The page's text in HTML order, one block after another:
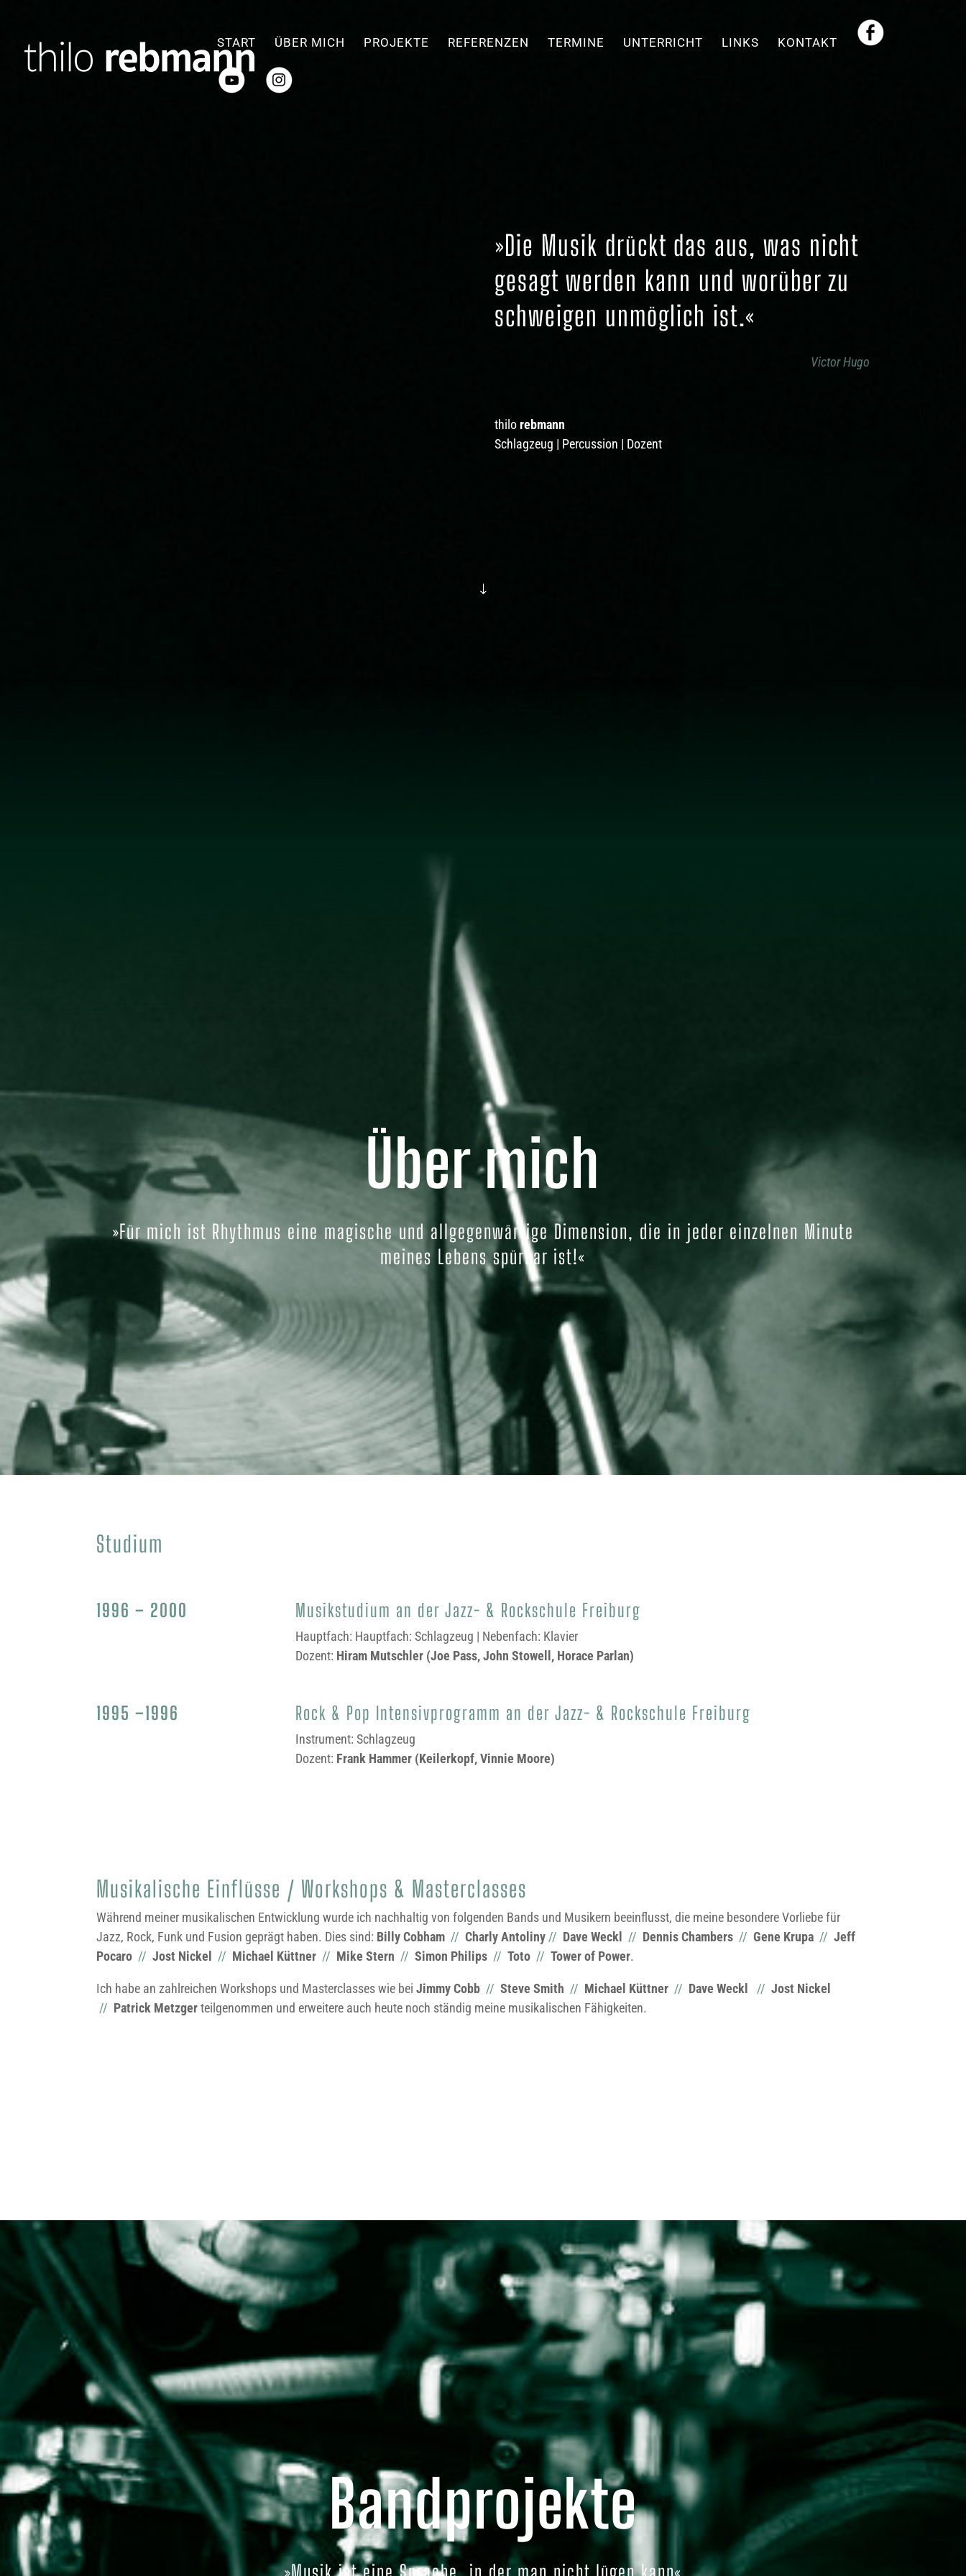
START ÜBER MICH PROJEKTE REFERENZEN TERMINE UNTERRICHT LINKS KONTAKT
»Die Musik drückt das aus, was nicht
gesagt werden kann und worüber zu
schweigen unmöglich ist.«
Victor Hugo
thilo rebmann
Schlagzeug | Percussion | Dozent
"
Über mich
»Für mich ist Rhythmus eine magische und allgegenwärtige Dimension, die in jeder einzelnen Minute
meines Lebens spürbar ist!«
Studium
1996 – 2000 Musikstudium an der Jazz- & Rockschule Freiburg
Hauptfach: Hauptfach: Schlagzeug | Nebenfach: Klavier
Dozent: Hiram Mutschler (Joe Pass, John Stowell, Horace Parlan)
1995 –1996 Rock & Pop Intensivprogramm an der Jazz- & Rockschule Freiburg
Instrument: Schlagzeug
Dozent: Frank Hammer (Keilerkopf, Vinnie Moore)
Musikalische Einflüsse / Workshops & Masterclasses
Während meiner musikalischen Entwicklung wurde ich nachhaltig von folgenden Bands und Musikern beeinflusst, die meine besondere Vorliebe für
Jazz, Rock, Funk und Fusion geprägt haben. Dies sind: Billy Cobham //Charly Antoliny // Dave Weckl // Dennis Chambers // Gene Krupa // Jeff
Pocaro // Jost Nickel // Michael Küttner // Mike Stern // Simon Philips // Toto //Tower of Power.
Ich habe an zahlreichen Workshops und Masterclasses wie beiJimmy Cobb // Steve Smith // Michael Küttner // Dave Weckl// Jost Nickel
// Patrick Metzgerteilgenommen und erweitere auch heute noch ständig meine musikalischen Fähigkeiten.
Bandprojekte